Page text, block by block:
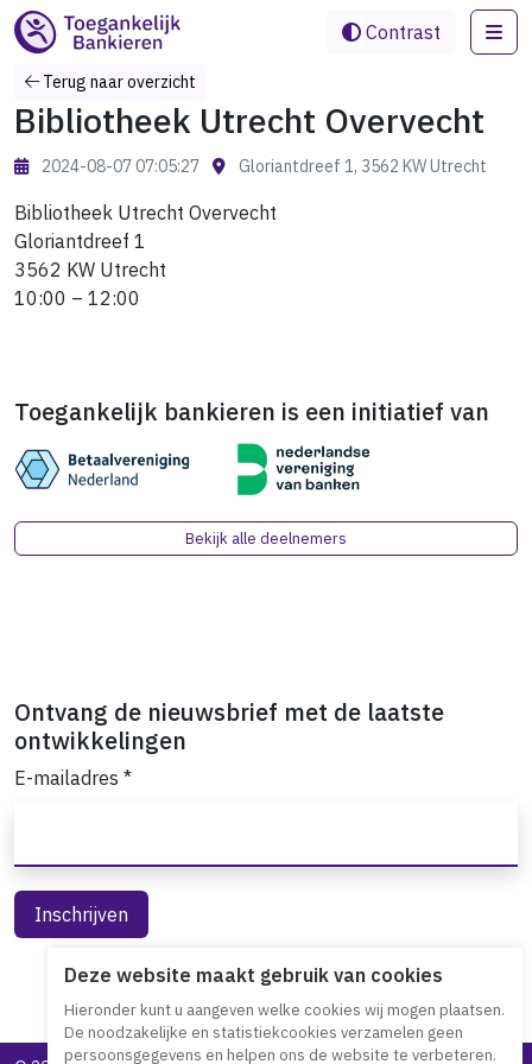
Contrast
Terug naar overzicht
Bibliotheek Utrecht Overvecht
2024-08-07 07:05:27 Gloriantdreef 1, 3562 KW Utrecht
Bibliotheek Utrecht Overvecht
Gloriantdreef 1
3562 KW Utrecht
10:00 – 12:00
Toegankelijk bankieren is een initiatief van
Bekijk alle deelnemers
Ontvang de nieuwsbrief met de laatste
ontwikkelingen
E-mailadres *
Deze website maakt gebruik van cookies
Hieronder kunt u aangeven welke cookies wij mogen plaatsen.
De noodzakelijke en statistiekcookies verzamelen geen
persoonsgegevens en helpen ons de website te verbeteren.